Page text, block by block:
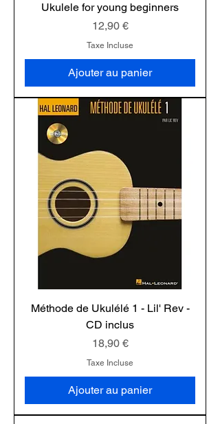
Ukulele for young beginners
Prix
12,90 €
Taxe Incluse
Ajouter au panier
Méthode de Ukulélé 1 - Lil' Rev -
CD inclus
Prix
18,90 €
Taxe Incluse
Ajouter au panier